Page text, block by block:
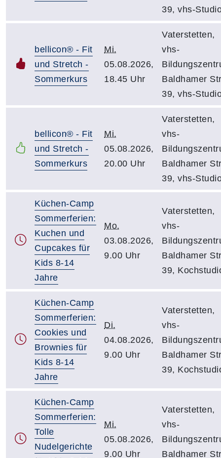
39, vhs-
bellicon® - Fit
und Stretch -
Sommerkurs
Mi.
05.08.2026,
18.45 Uhr
Vaterstetten,
vhs-
Baldhamer
39, vhs-
bellicon® - Fit
und Stretch -
Sommerkurs
Mi.
05.08.2026,
20.00 Uhr
Vaterstetten,
vhs-
Baldhamer
39, vhs-
Küchen-Camp
Sommerferien:
Kuchen und
Cupcakes für
Kids 8-14
Jahre
Mo.
03.08.2026,
9.00 Uhr
Vaterstetten,
vhs-
Baldhamer
39,
Küchen-Camp
Sommerferien:
Cookies und
Brownies für
Kids 8-14
Jahre
Di.
04.08.2026,
9.00 Uhr
Vaterstetten,
vhs-
Baldhamer
39,
Küchen-Camp
Sommerferien:
Tolle
Nudelgerichte
Mi.
05.08.2026,
9.00 Uhr
Vaterstetten,
vhs-
Baldhamer